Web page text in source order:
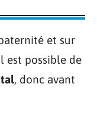
et sur
est possible de
, donc avant